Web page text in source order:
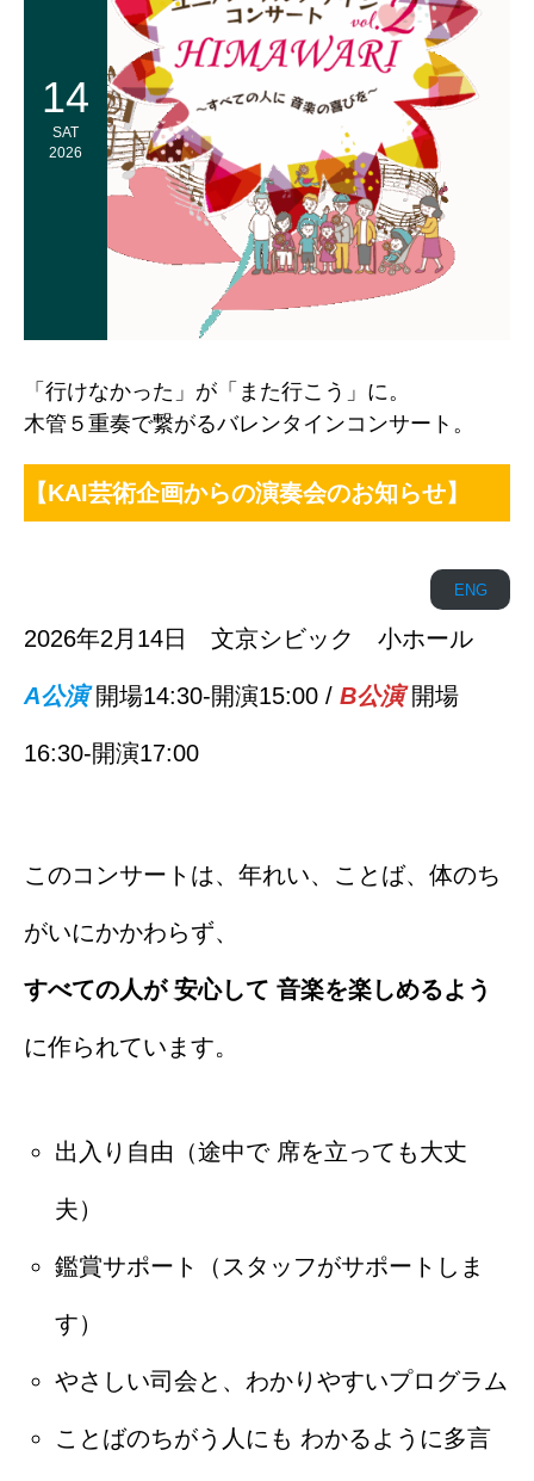
14
SAT
2026
「行けなかった」が「また行こう」に。
木管５重奏で繋がるバレンタインコンサート。
【KAI芸術企画からの演奏会のお知らせ】
ENG
2026年2月14日 文京シビック 小ホール
A公演開場14:30-開演15:00 / B公演開場
16:30-開演17:00
このコンサートは、年れい、ことば、体のち
がいにかかわらず、
すべての人が 安心して 音楽を楽しめるよう
に作られています。
出入り自由（途中で 席を立っても大丈
夫）
鑑賞サポート（スタッフがサポートしま
す）
やさしい司会と、わかりやすいプログラム
ことばのちがう人にも わかるように多言